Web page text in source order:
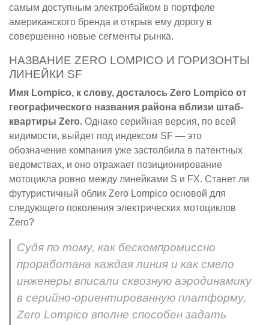
самым доступным электробайком в портфеле
американского бренда и открыв ему дорогу в
совершенно новые сегменты рынка.
НАЗВАНИЕ ZERO LOMPICO И ГОРИЗОНТЫ
ЛИНЕЙКИ SF
Имя Lompico, к слову, досталось Zero Lompico от
географического названия района вблизи штаб-
квартиры Zero. Однако серийная версия, по всей
видимости, выйдет под индексом SF — это
обозначение компания уже застолбила в патентных
ведомствах, и оно отражает позиционирование
мотоцикла ровно между линейками S и FX. Станет ли
футуристичный облик Zero Lompico основой для
следующего поколения электрических мотоциклов
Zero?
Судя по тому, как бескомпромиссно
проработана каждая линия и как смело
инженеры вписали сквозную аэродинамику
в серийно-ориентированную платформу,
Zero Lompico вполне способен задать